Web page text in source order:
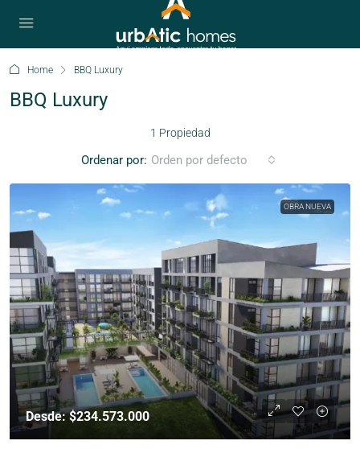
Home BBQ Luxury
BBQ Luxury
1 Propiedad
Ordenar por: Orden por defecto
OBRA NUEVA
Desde: $234.573.000